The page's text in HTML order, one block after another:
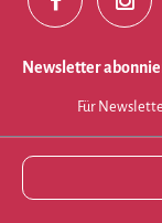
Newsletter
Für